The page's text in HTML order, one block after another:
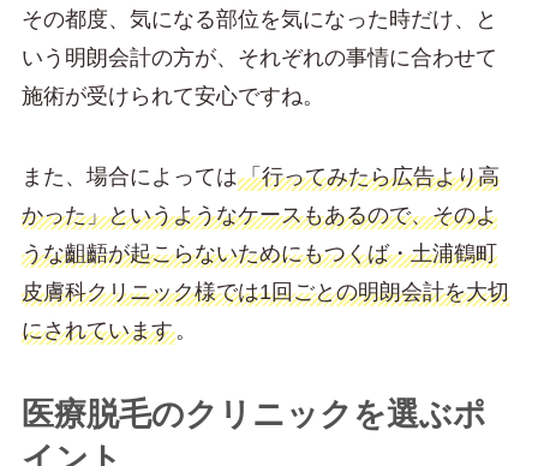
その都度、気になる部位を気になった時だけ、と
いう明朗会計の方が、それぞれの事情に合わせて
施術が受けられて安心ですね。
また、場合によっては「行ってみたら広告より高
かった」というようなケースもあるので、そのよ
うな齟齬が起こらないためにもつくば・土浦鶴町
皮膚科クリニック様では1回ごとの明朗会計を大切
にされています。
医療脱毛のクリニックを選ぶポ